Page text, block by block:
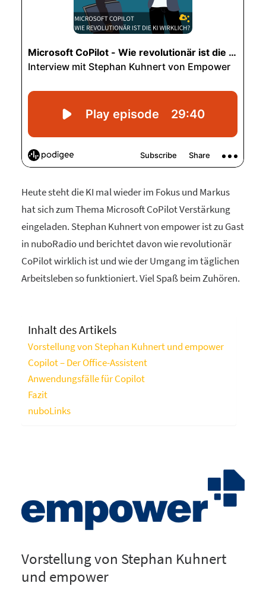
Heute steht die KI mal wieder im Fokus und Markus
hat sich zum Thema Microsoft CoPilot Verstärkung
eingeladen. Stephan Kuhnert von empower ist zu Gast
in nuboRadio und berichtet davon wie revolutionär
CoPilot wirklich ist und wie der Umgang im täglichen
Arbeitsleben so funktioniert. Viel Spaß beim Zuhören.
Inhalt des Artikels
Vorstellung von Stephan Kuhnert und empower
Copilot – Der Office-Assistent
Anwendungsfälle für Copilot
Fazit
nuboLinks
Vorstellung von Stephan Kuhnert
und empower